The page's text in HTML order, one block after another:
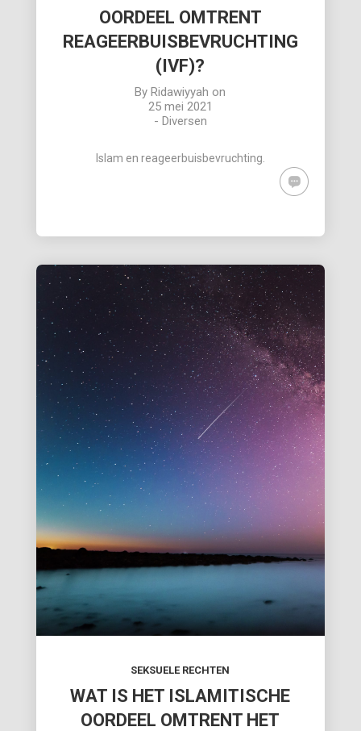
OORDEEL OMTRENT
REAGEERBUISBEVRUCHTING
(IVF)?
ByRidawiyyah on
25 mei 2021
- Diversen
Islam en reageerbuisbevruchting.
SEKSUELE RECHTEN
WAT IS HET ISLAMITISCHE
OORDEEL OMTRENT HET